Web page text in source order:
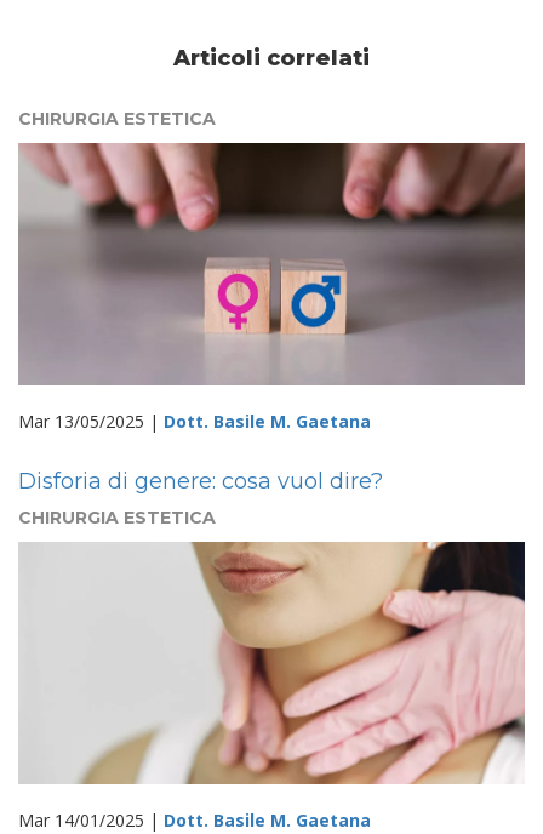
Articoli correlati
CHIRURGIA ESTETICA
Mar 13/05/2025 | Dott. Basile M. Gaetana
Disforia di genere: cosa vuol dire?
CHIRURGIA ESTETICA
Mar 14/01/2025 | Dott. Basile M. Gaetana